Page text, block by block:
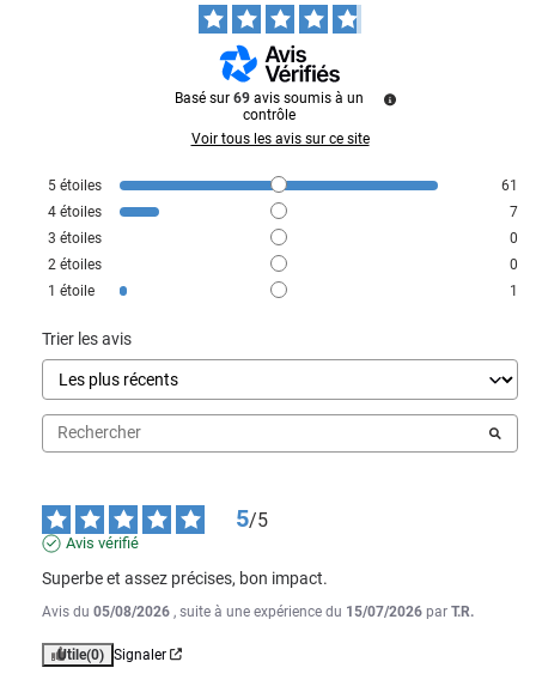
Basé sur 69 avis soumis à un
contrôle
Voir tous les avis sur ce site
5 étoiles
61
4 étoiles
7
3 étoiles
0
2 étoiles
0
1 étoile 1
Trier les avis
5/5
Avis vérifié
Superbe et assez précises, bon impact.
Avis du 05/08/2026 , suite à une expérience du 15/07/2026 par T.R.
Utile(0) Signaler